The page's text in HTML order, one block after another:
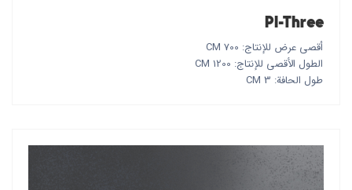
PI-Three
أقصى عرض للإنتاج: 700 CM
الطول الأقصى للإنتاج: 1200 CM
طول الحافة: 3 CM